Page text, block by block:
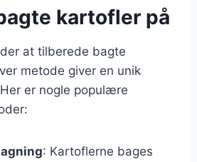
kartofler på
at tilberede bagte
metode giver en unik
er nogle populære
: Kartoflerne bages